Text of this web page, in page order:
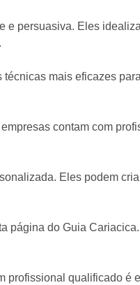
persuasiva. Eles
mais eficazes
contam com
Eles podem
página do Guia
profissional qualificado é